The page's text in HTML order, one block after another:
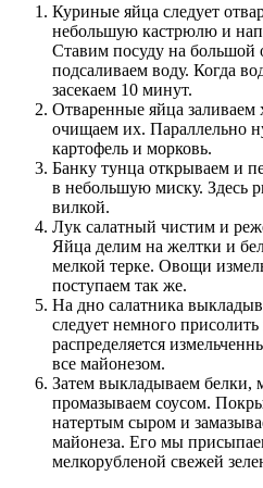
Куриные яйца следует
небольшую кастрюлю и
Ставим посуду на большой
подсаливаем воду. Когда
засекаем 10 минут.
Отваренные яйца заливаем
очищаем их. Параллельно
картофель и морковь.
Банку тунца открываем и
в небольшую миску. Здесь
вилкой.
Лук салатный чистим и
Яйца делим на желтки и
мелкой терке. Овощи
поступаем так же.
На дно салатника
следует немного
распределяется
все майонезом.
Затем выкладываем белки,
промазываем соусом.
натертым сыром и
майонеза. Его мы
мелкорубленой свежей